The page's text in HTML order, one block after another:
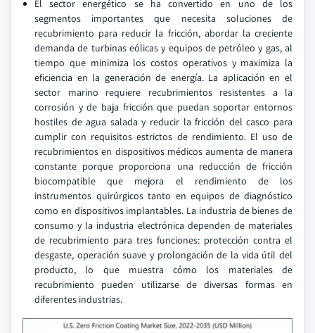
El sector energético se ha convertido en uno de los
segmentos importantes que necesita soluciones de
recubrimiento para reducir la fricción, abordar la creciente
demanda de turbinas eólicas y equipos de petróleo y gas, al
tiempo que minimiza los costos operativos y maximiza la
eficiencia en la generación de energía. La aplicación en el
sector marino requiere recubrimientos resistentes a la
corrosión y de baja fricción que puedan soportar entornos
hostiles de agua salada y reducir la fricción del casco para
cumplir con requisitos estrictos de rendimiento. El uso de
recubrimientos en dispositivos médicos aumenta de manera
constante porque proporciona una reducción de fricción
biocompatible que mejora el rendimiento de los
instrumentos quirúrgicos tanto en equipos de diagnóstico
como en dispositivos implantables. La industria de bienes de
consumo y la industria electrónica dependen de materiales
de recubrimiento para tres funciones: protección contra el
desgaste, operación suave y prolongación de la vida útil del
producto, lo que muestra cómo los materiales de
recubrimiento pueden utilizarse de diversas formas en
diferentes industrias.